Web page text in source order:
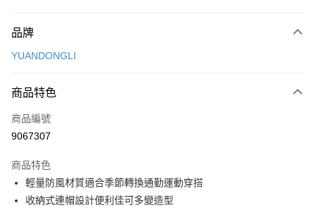
信用卡一次付款
3 期 0 利率 每期
合作金庫商業銀行
上海商業儲蓄銀行
臺灣中小企業銀行
匯豐（台灣）商業銀行
華泰商業銀行
聯邦商業銀行
遠東國際商業銀行
超商取貨付款
LINE Pay
Apple Pay
街口支付
品牌
YUANDONGLI
商品特色
商品編號
9067307
商品特色
輕量防風材質適合季節轉換通勤運動穿搭
收納式連帽設計便利佳可多變造型